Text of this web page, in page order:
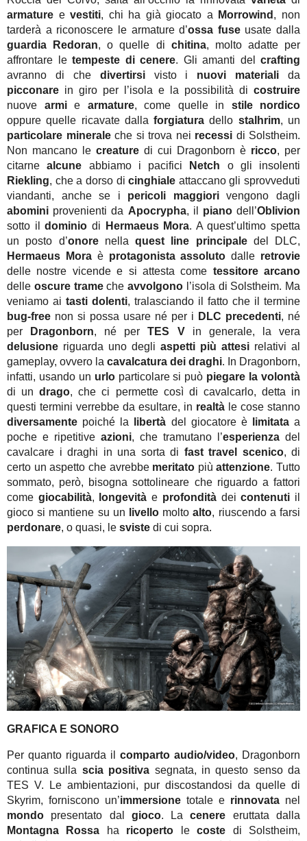
armature evestiti, chi ha già giocato a Morrowind , non
tarderà a riconoscere le armature d’ossa fuseusate dalla
guardia
Redoran, o quelle di chitina, molto adatte per
affrontare le tempeste di cenere. Gli amanti del crafting
avranno di che divertirsivisto i nuovi materiali da
picconare in giro per l’isola e la possibilità di costruire
nuove armie armature, come quelle in stile nordico
oppure quelle ricavate dallaforgiatura dello stalhrim, un
particolare mineraleche si trova nei recessi di Solstheim.
Non mancano le creature di cui Dragonborn è ricco, per
citarnealcune abbiamo i pacifici Netch o gli insolenti
Riekling, che a dorso dicinghiale attaccano gli sprovveduti
viandanti, anche se i pericoli maggiorivengono dagli
abomini provenienti da Apocrypha, il pianodell’Oblivion
sotto ildominio di Hermaeus Mora. A quest’ultimo spetta
un posto d’onorenella quest line principaledel DLC,
Hermaeus Moraè protagonista assoluto dalle retrovie
delle nostre vicende e si attesta come tessitore arcano
delle oscure trameche avvolgono l’isola di Solstheim. Ma
veniamo ai tasti dolenti, tralasciando il fatto che il termine
bug-free non si possa usare né per i DLC precedenti, né
per
Dragonborn, né perTES Vin generale, la vera
delusione riguarda uno degli aspetti più attesi relativi al
gameplay, ovvero la cavalcatura dei draghi. In Dragonborn,
infatti, usando un urloparticolare si può piegare la volontà
di undrago, che ci permette così di cavalcarlo, detta in
questi termini verrebbe da esultare, in realtà le cose stanno
diversamente poiché la libertà del giocatore è limitataa
poche e ripetitive azioni, che tramutano l’esperienza del
cavalcare i draghi in una sorta di fast travel scenico, di
certo un aspetto che avrebbe meritato piùattenzione. Tutto
sommato, però, bisogna sottolineare che riguardo a fattori
come giocabilità, longevità e profonditàdeicontenuti il
gioco si mantiene su un
livello moltoalto, riuscendo a farsi
perdonare, o quasi, le sviste di cui sopra.
GRAFICA E SONORO
Per quanto riguarda il comparto audio/video, Dragonborn
continua sulla scia positiva segnata, in questo senso da
TES V. Le ambientazioni, pur discostandosi da quelle di
Skyrim, forniscono un’immersione totale e rinnovata nel
mondo presentato dal gioco. Lacenere eruttata dalla
Montagna Rossa ha ricoperto lecoste di Solstheim,